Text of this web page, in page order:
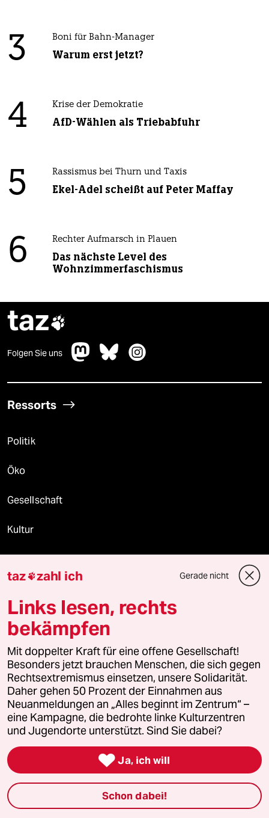
3 Boni für Bahn-Manager
Warum erst jetzt?
4 Krise der Demokratie
AfD-Wählen als Triebabfuhr
5 Rassismus bei Thurn und Taxis
Ekel-Adel scheißt auf Peter Maffay
6 Rechter Aufmarsch in Plauen
Das nächste Level des
Wohnzimmerfaschismus
taz
Folgen Sie uns
Ressorts
Politik
Öko
Gesellschaft
Kultur
Wahrheit
Themen
Hitze
Landtagswahl in Sachsen-Anhalt
Arbeit
taz zahl ich Gerade nicht
Links lesen, rechts
bekämpfen
Mit doppelter Kraft für eine offene Gesellschaft!
Besonders jetzt brauchen Menschen, die sich gegen
Rechtsextremismus einsetzen, unsere Solidarität.
Daher gehen 50 Prozent der Einnahmen aus
Neuanmeldungen an „Alles beginnt im Zentrum“ –
eine Kampagne, die bedrohte linke Kulturzentren
und Jugendorte unterstützt. Sind Sie dabei?
 Ja, ich will
Schon dabei!